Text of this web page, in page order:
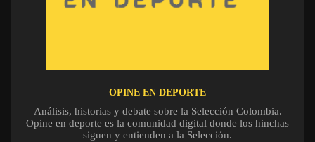
OPINE EN DEPORTE
Análisis, historias y debate sobre la Selección Colombia.
Opine en deporte es la comunidad digital donde los hinchas
siguen y entienden a la Selección.